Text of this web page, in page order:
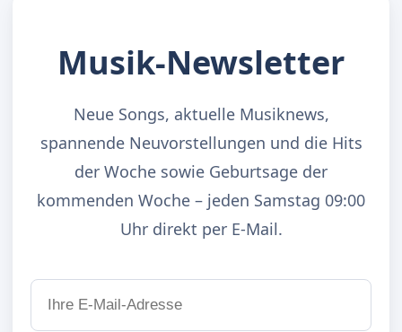
Musik-Newsletter
Neue Songs, aktuelle Musiknews,
spannende Neuvorstellungen und die Hits
der Woche sowie Geburtsage der
kommenden Woche – jeden Samstag 09:00
Uhr direkt per E-Mail.